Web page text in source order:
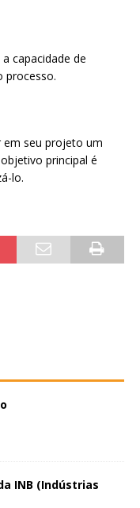
capacidade de
processo.
em seu projeto um
principal é
lo.
INB (Indústrias